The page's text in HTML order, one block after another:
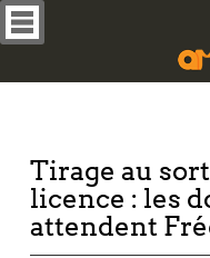
Tirage au
licence : les
attendent